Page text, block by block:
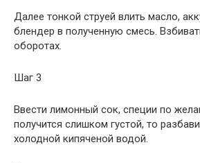
Далее тонкой струей влить масло,
блендер в полученную смесь.
оборотах.
Шаг 3
Ввести лимонный сок, специи по
получится слишком густой, то
холодной кипяченой водой.